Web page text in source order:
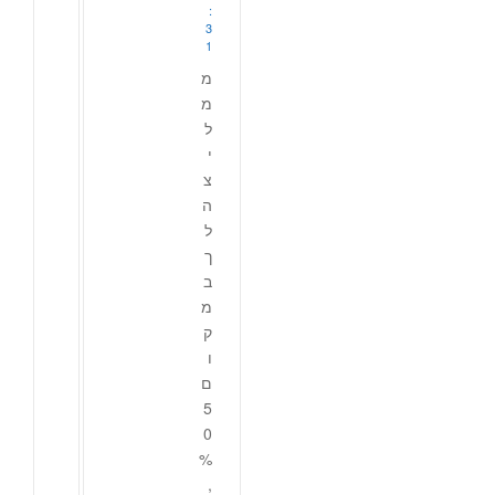
:
3
1
מ
מ
ל
י
צ
ה
ל
ך
ב
מ
ק
ו
ם
5
0
%
,